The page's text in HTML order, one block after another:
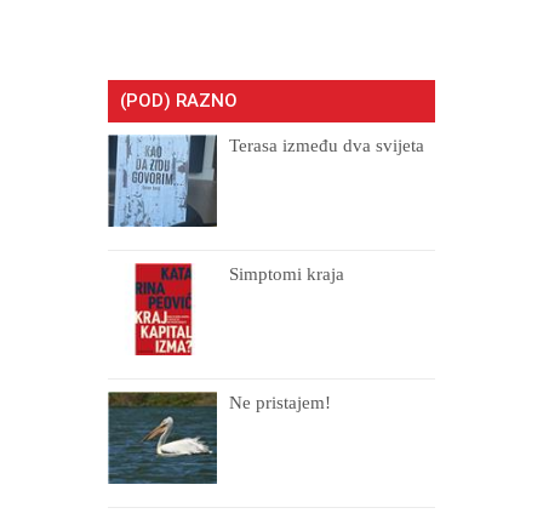
(POD) RAZNO
Terasa između dva svijeta
Simptomi kraja
Ne pristajem!